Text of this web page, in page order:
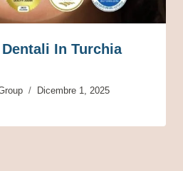
In Turchia
Dicembre 1, 2025